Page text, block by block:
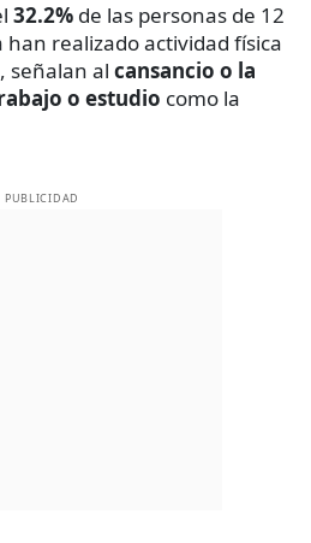
32.2% de las personas de 12
realizado actividad física
señalan al cansancio o la
o estudio como la
PUBLICIDAD